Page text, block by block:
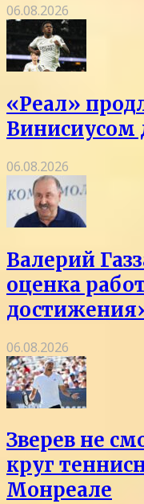
06.08.2026
«Реал»
Винисиусом
06.08.2026
Валерий
оценка
06.08.2026
Зверев не
круг
Монреале